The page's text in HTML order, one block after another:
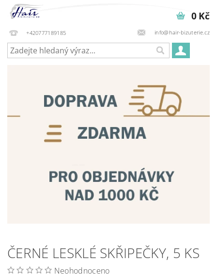
+420777189185 info@hair-bizuterie.cz
0 Kč
ČERNÉ LESKLÉ SKŘIPEČKY, 5 KS
Neohodnoceno